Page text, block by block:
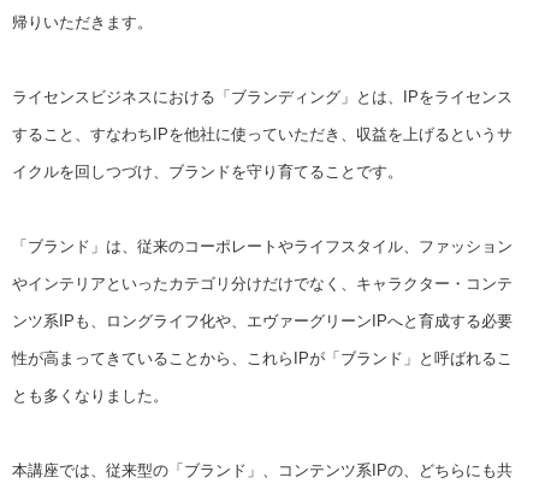
帰りいただきます。
ライセンスビジネスにおける「ブランディング」とは、IPをライセンス
すること、すなわちIPを他社に使っていただき、収益を上げるというサ
イクルを回しつづけ、ブランドを守り育てることです。
「ブランド」は、従来のコーポレートやライフスタイル、ファッション
やインテリアといったカテゴリ分けだけでなく、キャラクター・コンテ
ンツ系IPも、ロングライフ化や、エヴァーグリーンIPへと育成する必要
性が高まってきていることから、これらIPが「ブランド」と呼ばれるこ
とも多くなりました。
本講座では、従来型の「ブランド」、コンテンツ系IPの、どちらにも共